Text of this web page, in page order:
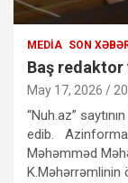
MEDIA SON
Baş
May 17, 2026 /
“Nuh.az”
edib.
Məhəmməd
K.Məhərrəmlinin